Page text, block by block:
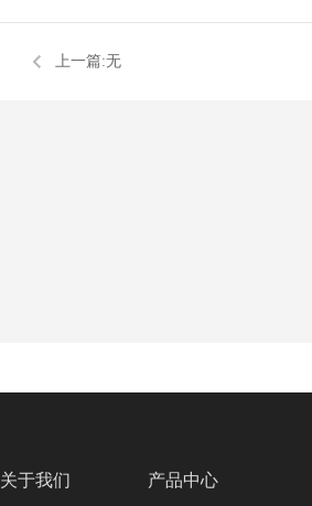
上一篇:无
关于我们 产品中心